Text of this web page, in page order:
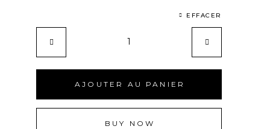
EFFACER
AJOUTER AU PANIER
BUY NOW